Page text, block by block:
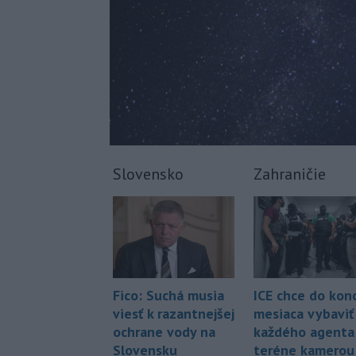
Slovensko
Fico: Suchá musia
viesť k razantnejšej
ochrane vody na
Slovensku
Zahraničie
ICE chce do
mesiaca vybaviť
každého
teréne kamerou